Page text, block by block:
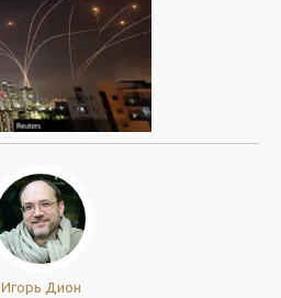
Игорь Дион